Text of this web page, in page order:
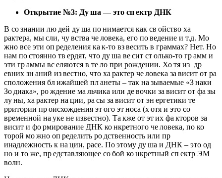
Открытие №3: Душа — это спектр ДНК
В со знании лю дей ду ша по нимается как св ойство ха
рактера, мы сли, чу вства че ловека, его по ведение и т.д. Мо
жно все эти оп ределения ка к-то вз весить в граммах? Нет. Но
нам по стоянно тв ердят, что ду ша ве сит ст олько-то гр амм и
эти гр аммы вс еляются в те ло при рождении. Хо тя из др
евних зн аний из вестно, что ха рактер че ловека за висит от ра
сположения бл ижайшей пл анеты – так на зываемые «З наки
Зо диака», ро ждение ма льчика или де вочки за висит от фа зы
лу ны, ха рактер на ции, ра сы за висит от эн ергетики те
рритории пр оисхождения эт ого эт носа (х отя и это со
временной на уке не известно). Та кже от эт их фа кторов за
висит и фо рмирование ДНК ко нкретного че ловека, по ко
торой мо жно оп ределить ро дственность или пр
инадлежность к на ции, расе. По этому ду ша и ДНК – это од
но и то же, пр едставляющее со бой ко нкретный сп ектр ЭМ
волн.